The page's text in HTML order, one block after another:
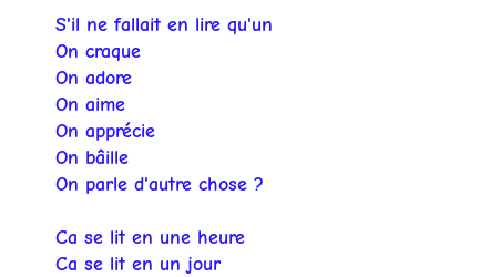
S'il ne fallait en lire qu'un
On craque
On adore
On aime
On apprécie
On bâille
On parle d'autre chose ?
Ca se lit en une heure
Ca se lit en un jour